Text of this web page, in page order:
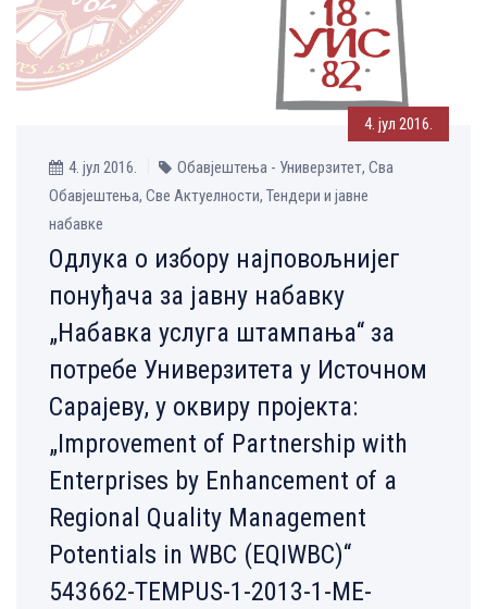
4. јул 2016.
4. јул 2016.
Обавјештења - Универзитет, Сва
Обавјештења, Све Aктуелности, Тендери и јавне
набавке
Одлука о избору најповољнијег
понуђача за јавну набавку
„Набавка услуга штампања“ за
потребе Универзитета у Источном
Сарајеву, у оквиру пројекта:
„Improvement of Partnership with
Enterprises by Enhancement of a
Regional Quality Management
Potentials in WBC (EQIWBC)“
543662-TEMPUS-1-2013-1-ME-